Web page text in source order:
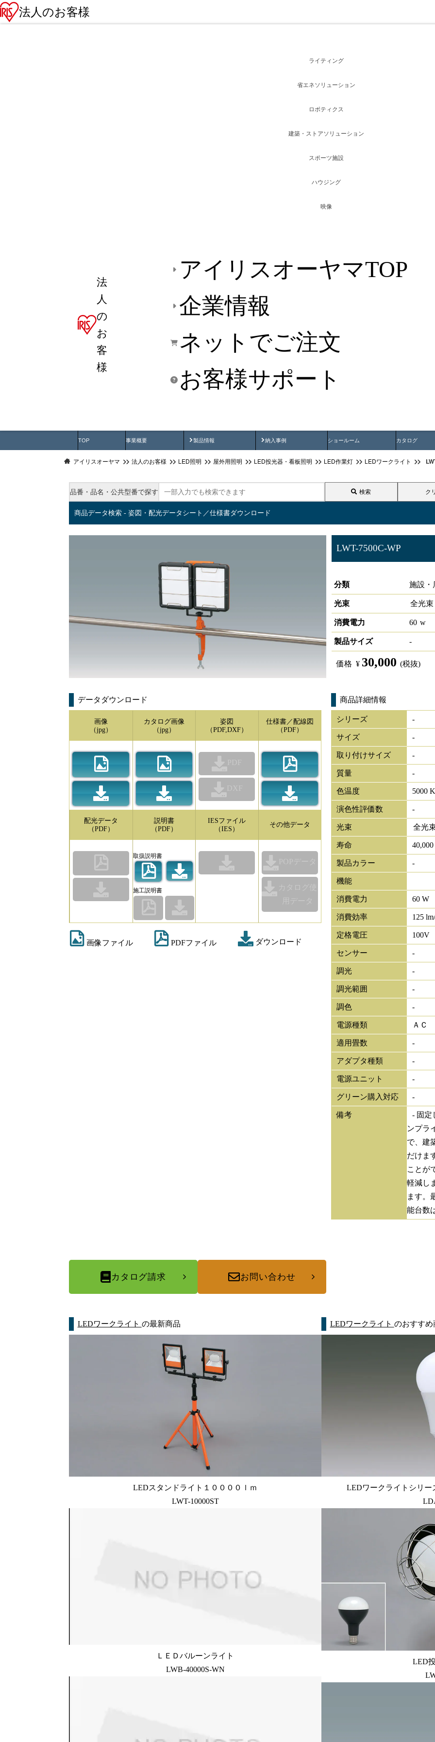
法人のお客様
法
人
の
お
客
様
アイリスオーヤマTOP
企業情報
ネットでご注文
お客様サポート
ライティング
省エネソリューション
ロボティクス
建築・ストアソリューション
スポーツ施設
ハウジング
映像
TOP 事業概要 製品情報
製品動画 納入事例
納入事例動画 ショールーム カタログ
アイリスオーヤマ 法人のお客様 LED照明 屋外用照明 LED投光器・看板照明 LED作業灯 LEDワークライト
品番・品名・公共型番で探す 検索 ク
商品データ検索 - 姿図・配光データシート／仕様書ダウンロード
LWT-7500C-WP
分類
施設
光束 全光束
消費電力 60 w
製品サイズ -
価格 ¥ 30,000 (税抜)
データダウンロード
画像
（jpg）
カタログ画像
（jpg）
姿図
（PDF,DXF）
PDF
DXF
仕様書／配線図
（PDF）
配光データ
（PDF）
説明書
（PDF）
取扱説明書
施工説明書
IESファイル
（IES）
その他データ
POPデータ
カタログ使
用データ
画像ファイル PDFファイル ダウンロード
商品詳細情報
シリーズ -
サイズ -
取り付けサイズ -
質量 -
色温度 5000 K
演色性評価数 -
光束 全光
寿命
製品カラー -
機能
消費電力 60 W
消費効率 125
定格電圧 100V
センサー -
調光 -
調光範囲 -
調色 -
電源種類 ＡＣ
適用畳数 -
アダプタ種類 -
電源ユニット -
グリーン購入対応 -
備考
- 固定
ンプラ
で、建
だけま
ことが
軽減し
ます。
能台数
カタログ請求 お問い合わせ
LEDワークライト の最新商品
LEDスタンドライト１００００ｌｍ
LWT-10000ST
ＬＥＤバルーンライト
LWB-40000S-WN
LEDワークライト のおすすめ
LEDワークライトシリ
LED